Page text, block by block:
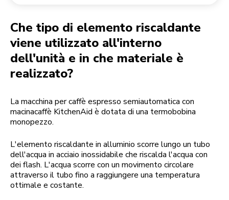
Che tipo di elemento riscaldante
viene utilizzato all'interno
dell'unità e in che materiale è
realizzato?
La macchina per caffè espresso semiautomatica con
macinacaffè KitchenAid è dotata di una termobobina
monopezzo.
L'elemento riscaldante in alluminio scorre lungo un tubo
dell'acqua in acciaio inossidabile che riscalda l'acqua con
dei flash. L'acqua scorre con un movimento circolare
attraverso il tubo fino a raggiungere una temperatura
ottimale e costante.